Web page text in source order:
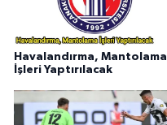
Havalandırma, Mantolama
İşleri Yaptırılacak